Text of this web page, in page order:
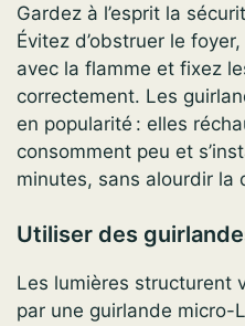
Gardez à l’esprit la
Évitez d’obstruer le
avec la flamme et fixez
correctement. Les
en popularité : elles
consomment peu et
minutes, sans alourdir la
Utiliser des
Les lumières structurent
par une guirlande micro-